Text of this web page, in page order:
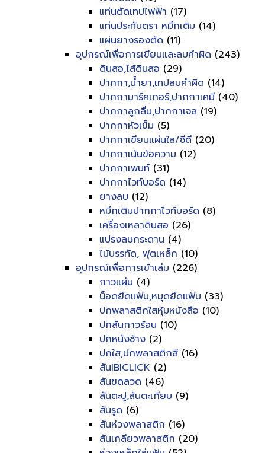
แท่นตัดเทปไฟฟ้า (17)
แท่นประทับตรา หมึกเติม (14)
แผ่นยางรองตัด (11)
อุปกรณ์เพื่อการเขียนและลบคำผิด (243)
ดินสอ,ไส้ดินสอ (29)
ปากกา,น้ำยา,เทปลบคำผิด (14)
ปากกามาร์คเกอร์,ปากกาเคมี (40)
ปากกาลูกลื่น,ปากกาเจล (19)
ปากกาหัวเข็ม (5)
ปากกาเขียนแผ่นใส/ซีดี (20)
ปากกาเน้นข้อความ (12)
ปากกาเพนท์ (31)
ปากกาไวท์บอร์ด (14)
ยางลบ (12)
หมึกเติมปากกาไวท์บอร์ด (8)
เครื่องเหลาดินสอ (26)
แปรงลบกระดาน (4)
ไม้บรรทัด, ฟุตเหล็ก (10)
อุปกรณ์เพื่อการเข้าเล่ม (226)
กาวแผ่น (4)
น็อดยึดแฟ้ม,หมุดยึดแฟ้ม (33)
ปกพลาสติกใสหุ้มหนังสือ (10)
ปกสันกาวร้อน (10)
ปกหนังช้าง (2)
ปกใส,ปกพลาสติกสี (16)
สันIBICLICK (2)
สันขดลวด (46)
สันตะปู,สันตะเกียบ (9)
สันรูด (6)
สันห่วงพลาสติก (16)
สันเกลียวพลาสติก (20)